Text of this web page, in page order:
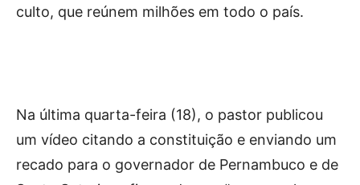
culto, que reúnem milhões em todo o país.
Na última quarta-feira (18), o pastor publicou
um vídeo citando a constituição e enviando um
recado para o governador de Pernambuco e de